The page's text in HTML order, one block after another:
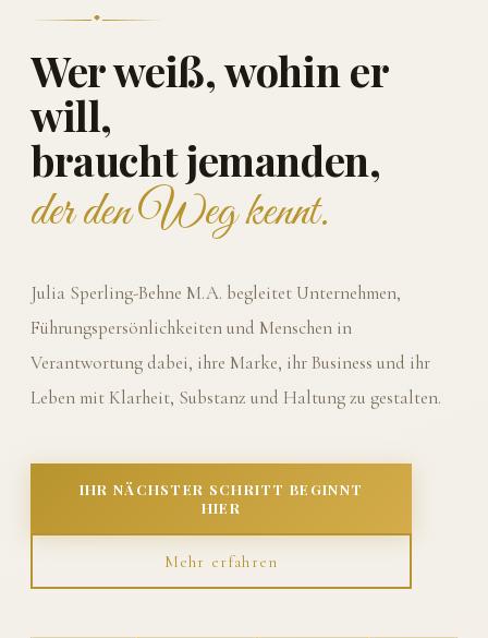
Wer weiß, wohin er
will,
braucht jemanden,
der den Weg kennt.
Julia Sperling-Behne M.A. begleitet Unternehmen,
Führungspersönlichkeiten und Menschen in
Verantwortung dabei, ihre Marke, ihr Business und ihr
Leben mit Klarheit, Substanz und Haltung zu gestalten.
IHR NÄCHSTER SCHRITT BEGINNT
HIER
Mehr erfahren